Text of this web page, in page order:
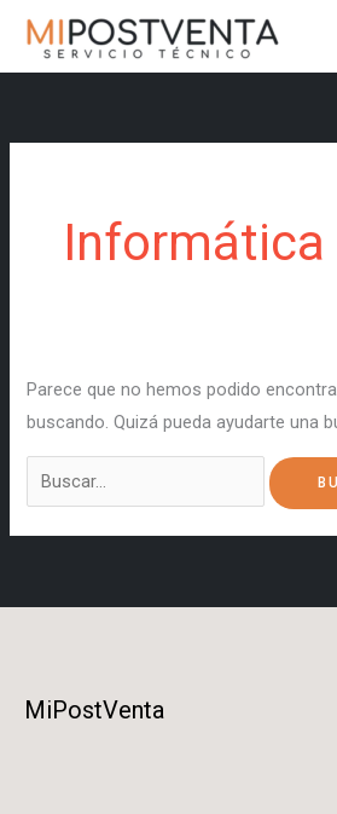
contenido
Informática
Parece que no hemos podido
buscando. Quizá pueda ayudarte una
MiPostVenta